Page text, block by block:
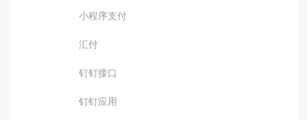
小程序支付
汇付
钉钉接口
钉钉应用